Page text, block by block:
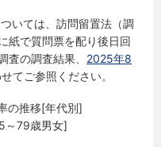
いては、訪問留置法（調
紙で質問票を配り後日回
査の調査結果、 2025年8
てご参照ください。
の推移[年代別]
～79歳男女]